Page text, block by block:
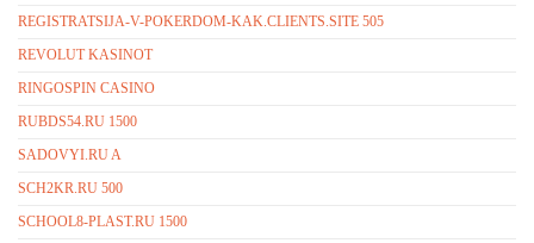
REGISTRATSIJA-V-POKERDOM-KAK.CLIENTS.SITE 505
REVOLUT KASINOT
RINGOSPIN CASINO
RUBDS54.RU 1500
SADOVYI.RU A
SCH2KR.RU 500
SCHOOL8-PLAST.RU 1500